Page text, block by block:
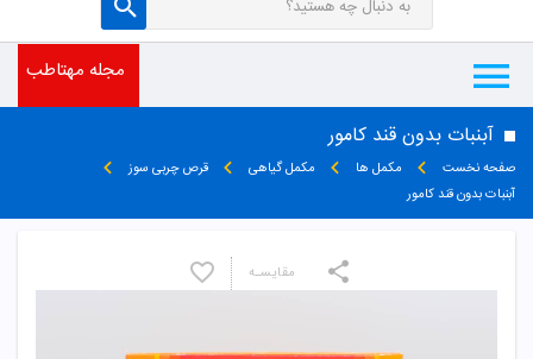
مجله مهتاطب
آبنبات بدون قند کامور
صفحه نخست مکمل ها مکمل گیاهی
قرص چربی سوز
آبنبات بدون قند کامور
مقایسـه